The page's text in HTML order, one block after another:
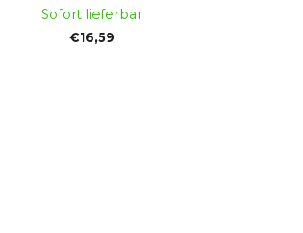
FORTUM
Sofort lieferbar
€16,59